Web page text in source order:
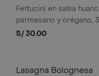
Fettucini en salsa
parmesano y orégano,
pan al ajo.
S/ 30.00
Lasagna Bolognesa